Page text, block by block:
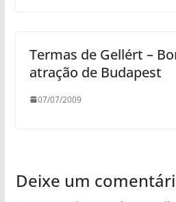
Termas de Gellért –
atração de Budapest
07/07/2009
Deixe um